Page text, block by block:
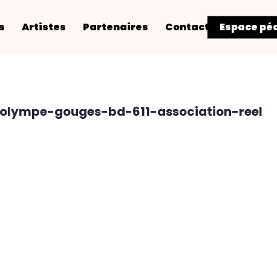
Artistes Partenaires Contact Espace
gouges-bd-611-association-reel